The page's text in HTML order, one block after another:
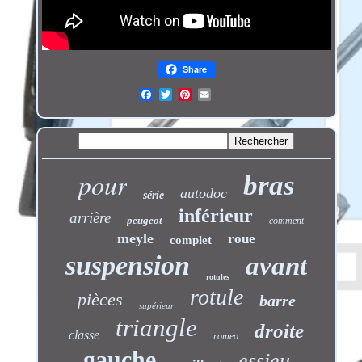
Share
pour série autodoc bras
arrière peugeot inférieur comment
meyle complet roue
suspension rotules avant
pièces supérieur rotule barre
classe triangle romeo droite